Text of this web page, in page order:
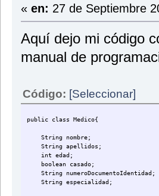
}
edad=valorEdad;
System.out.println("Que tiene "
}
if(valorCasado=true){
System.out.println("Que se
}
public void
System.out.println("Con numero
}
public void
« en: 27 de Septiembre
Aquí dejo mi código
manual de
Código: [Seleccionar]
public class Medico{
String nombre;
String apellidos;
int edad;
boolean casado;
String numeroDocumentoIdentidad;
String especialidad;